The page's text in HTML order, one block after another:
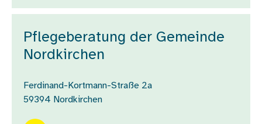
Pflegeberatung der Gemeinde
Nordkirchen
Ferdinand-Kortmann-Straße 2a
59394 Nordkirchen